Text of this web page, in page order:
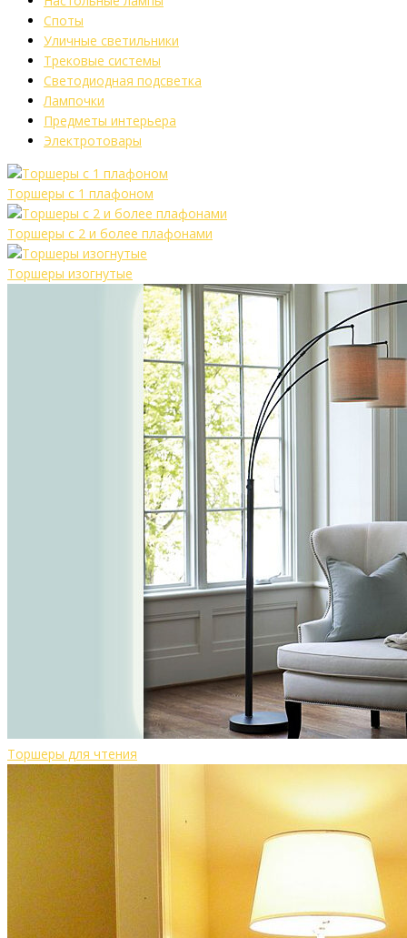
Споты
Уличные светильники
Трековые системы
Светодиодная подсветка
Лампочки
Предметы интерьера
Электротовары
Торшеры с 1 плафоном
Торшеры с 2 и более плафонами
Торшеры изогнутые
Торшеры для чтения